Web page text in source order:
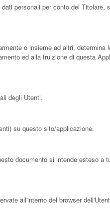
personali per conto del Titolare,
o insieme ad altri,
ed alla fruizione di questa
degli Utenti.
su questo sito/applicazione.
documento si intende esteso a
all'interno del browser